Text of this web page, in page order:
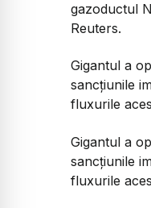
gazoductul
Reuters.
Gigantul a
sancțiunile
fluxurile
Gigantul a
sancțiunile
fluxurile